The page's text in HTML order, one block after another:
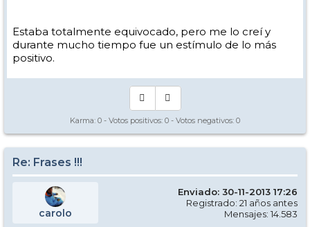
Estaba totalmente equivocado, pero me lo creí y
durante mucho tiempo fue un estímulo de lo más
positivo.
Karma: 0 - Votos positivos: 0 - Votos negativos: 0
Re: Frases !!!
carolo
Enviado: 30-11-2013 17:26
Registrado: 21 años antes
Mensajes: 14.583